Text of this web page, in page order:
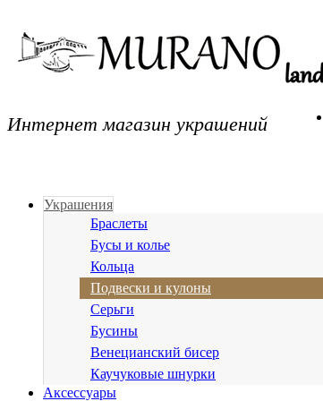
Интернет магазин украшений
Украшения
Браслеты
Бусы и колье
Кольца
Подвески и кулоны
Серьги
Бусины
Венецианский бисер
Каучуковые шнурки
Аксессуары